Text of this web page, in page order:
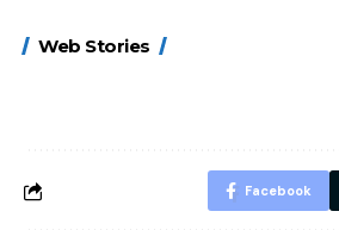
Web Stories
FASTag के ये नए
Facebook